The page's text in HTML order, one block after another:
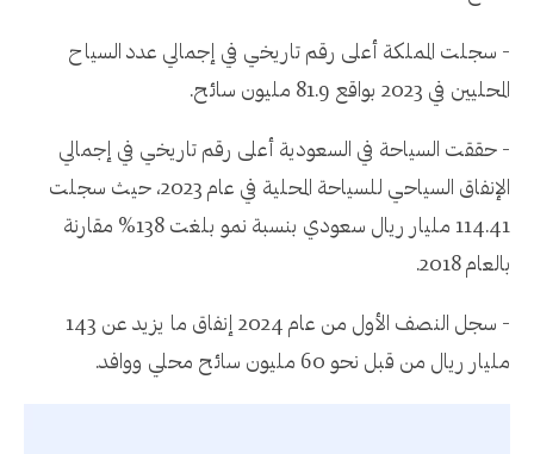
- سجلت المملكة أعلى رقم تاريخي في إجمالي عدد السياح
المحليين في 2023 بواقع 81.9 مليون سائح.
- حققت السياحة في السعودية أعلى رقم تاريخي في إجمالي
الإنفاق السياحي للسياحة المحلية في عام 2023، حيث سجلت
114.41 مليار ريال سعودي بنسبة نمو بلغت 138% مقارنة
بالعام 2018.
- سجل النصف الأول من عام 2024 إنفاق ما يزيد عن 143
مليار ريال من قبل نحو 60 مليون سائح محلي ووافد.